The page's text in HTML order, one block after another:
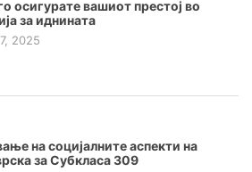
осигурате вашиот престој во
за иднината
2025
на социјалните аспекти на
за Субкласа 309